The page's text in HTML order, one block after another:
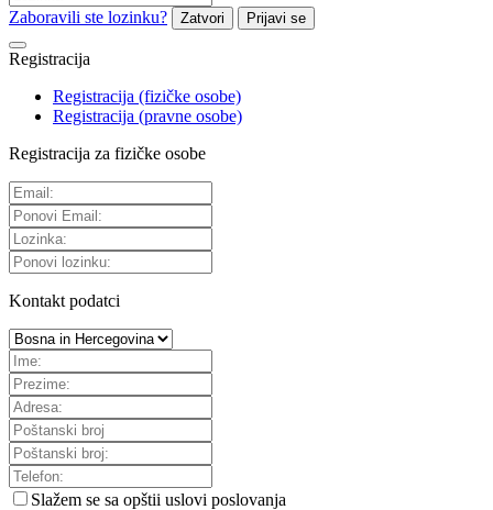
Zaboravili ste lozinku? Zatvori Prijavi se
Registracija
Registracija (fizičke osobe)
Registracija (pravne osobe)
Registracija za fizičke osobe
Kontakt podatci
Slažem se sa opštii uslovi poslovanja